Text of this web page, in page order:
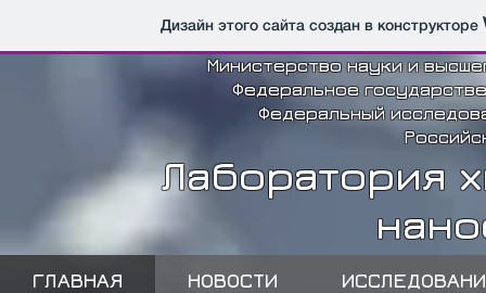
Дизайн этого сайта создан в конструкторе
Министерство науки и
Федеральное
Федеральный
Лаборатория
ГЛАВНАЯ НОВОСТИ
Графеновые нанотрубочки